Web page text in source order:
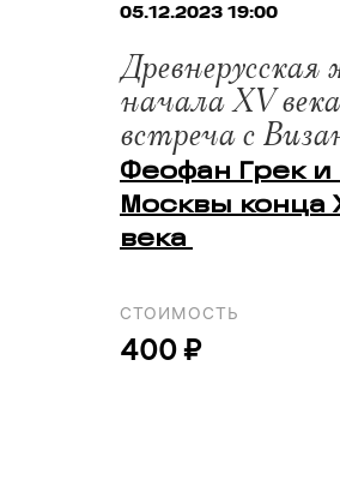
05.12.2023 19:00
начала XV
встреча с
Феофан Грек и
Москвы конца
века
СТОИМОСТЬ
400 ₽